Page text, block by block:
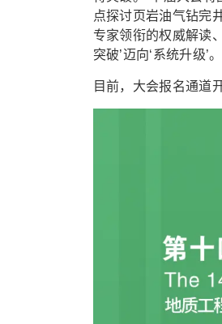
点探讨页岩油气钻完
专家领衔的权威解读
突破’迈向‘系统升级’
目前，大会报名通道